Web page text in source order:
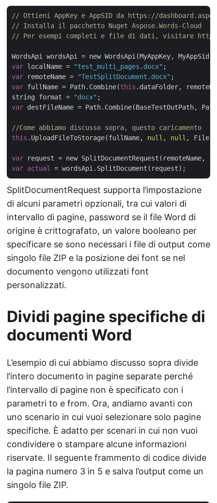
// Ottieni AppKey e AppSID da https://
// Installa il pacchetto Nuget Aspose.Words-Cloud
// Per esempi completi e file di dati, visitare https://
var localName = "test_multi_pages.docx"
var remoteName = "TestSplitDocument.docx"
var fullName = Path.Combine(this .dataFolder,
string format =
"docx"
var destFileName = Path.Combine(BaseTestOutPath,
//Come abbiamo discusso sopra, questo caricamento
this .UploadFileToStorage(fullName, null , null ,
var request = new SplitDocumentRequest(remoteName,
var actual
SplitDocumentRequest supporta l’impostazione
di alcuni parametri opzionali, tra cui valori di
intervallo di pagine, password se il file Word di
origine è crittografato, un valore booleano per
specificare se sono necessari i file di output come
singolo file ZIP e la posizione dei font se nel
documento vengono utilizzati font
personalizzati.
Dividi pagine specifiche di
documenti Word
L’esempio di cui abbiamo discusso sopra divide
l’intero documento in pagine separate perché
l’intervallo di pagine non è specificato con i
parametri to e from. Ora, andiamo avanti con
uno scenario in cui vuoi selezionare solo pagine
specifiche. È adatto per scenari in cui non vuoi
condividere o stampare alcune informazioni
riservate. Il seguente frammento di codice divide
la pagina numero 3 in 5 e salva l’output come un
singolo file ZIP.